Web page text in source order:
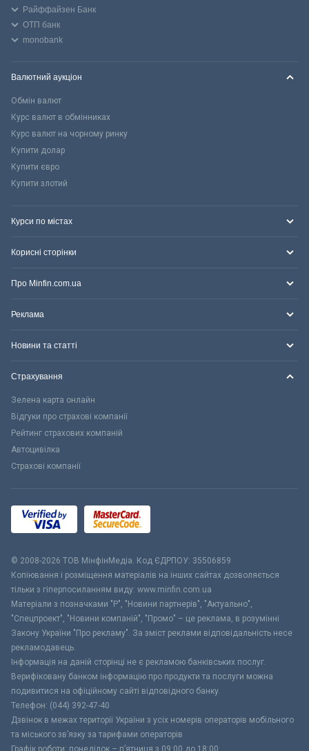
Райффайзен Банк
ОТП банк
monobank
Валютний аукціон
Обмін валют
Курс валют в обмінниках
Курс валют на чорному ринку
Купити долар
Купити євро
Купити злотий
Курси по містах
Корисні сторінки
Про Minfin.com.ua
Реклама
Новини та статті
Страхування
Зелена карта онлайн
Відгуки про страхові компанії
Рейтинг страхових компаній
Автоцивілка
Страхові компанії
© 2008-2026 ТОВ МiнфiнМедiа. Код ЄДРПОУ: 35506859
Копіювання і розміщення матеріалів на інших сайтах дозволяється
тільки з гіперпосиланням виду: www.minfin.com.ua
Матеріали з позначками "Р", "Новини партнерів", "Актуально",
"Спецпроект", "Новини компаній", "Промо" – це реклама, в розумінні
Закону України "Про рекламу". За зміст реклами відповідальність несе
рекламодавець.
Інформація на даній сторінці не є рекламою банківських послуг.
Верифіковану банком інформацію про продукти та послуги можна
подивитися на офіційному сайті відповідного банку.
Телефон: (044) 392-47-40
Дзвінок в межах території України з усіх номерів операторів мобільного
та міського зв’язку за тарифами операторів
Графік роботи: понеділок – п’ятниця з 09:00 до 18:00